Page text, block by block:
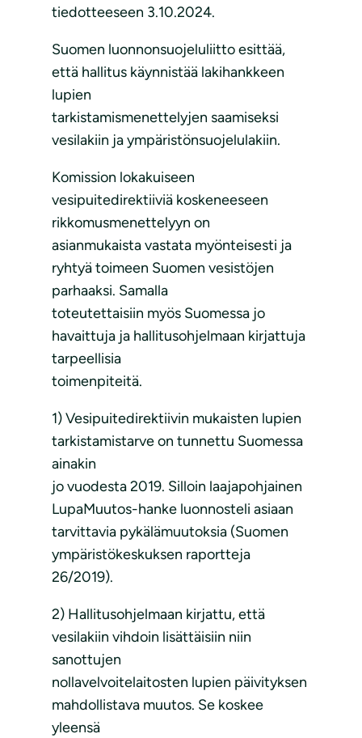
tiedotteeseen 3.10.2024.
Suomen luonnonsuojeluliitto esittää,
että hallitus käynnistää lakihankkeen
lupien
tarkistamismenettelyjen saamiseksi
vesilakiin ja ympäristönsuojelulakiin.
Komission lokakuiseen
vesipuitedirektiiviä koskeneeseen
rikkomusmenettelyyn on
asianmukaista vastata myönteisesti ja
ryhtyä toimeen Suomen vesistöjen
parhaaksi. Samalla
toteutettaisiin myös Suomessa jo
havaittuja ja hallitusohjelmaan kirjattuja
tarpeellisia
toimenpiteitä.
1) Vesipuitedirektiivin mukaisten lupien
tarkistamistarve on tunnettu Suomessa
ainakin
jo vuodesta 2019. Silloin laajapohjainen
LupaMuutos-hanke luonnosteli asiaan
tarvittavia pykälämuutoksia (Suomen
ympäristökeskuksen raportteja
26/2019).
2) Hallitusohjelmaan kirjattu, että
vesilakiin vihdoin lisättäisiin niin
sanottujen
nollavelvoitelaitosten lupien päivityksen
mahdollistava muutos. Se koskee
yleensä